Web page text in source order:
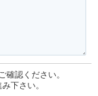
確認ください。
下さい。